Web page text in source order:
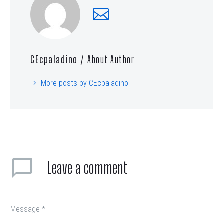
CEcpaladino / About Author
More posts by CEcpaladino
Leave a comment